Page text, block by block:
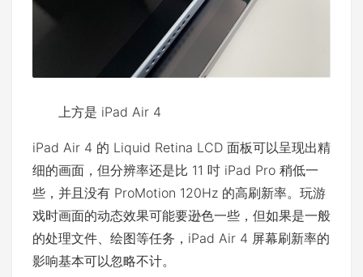
上方是 iPad Air 4
iPad Air 4 的 Liquid Retina LCD 面板可以呈现出精
细的画面，但分辨率还是比 11 吋 iPad Pro 稍低一
些，并且没有 ProMotion 120Hz 的高刷新率。玩游
戏时画面的动态效果可能要逊色一些，但如果是一般
的处理文件、绘图等任务，iPad Air 4 屏幕刷新率的
影响基本可以忽略不计。